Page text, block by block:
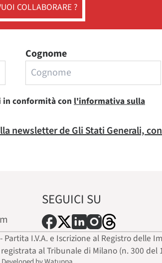
COLLABORARE ?
Cognome
in conformità con l'informativa sulla
newsletter de Gli Stati Generali,
SEGUICI SU
I.V.A. e Iscrizione al Registro delle
al Tribunale di Milano (n. 300 del